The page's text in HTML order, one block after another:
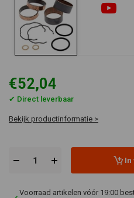
€52,04
✔ Direct leverbaar
Bekijk productinformatie >
In
Voorraad artikelen vóór 19:00